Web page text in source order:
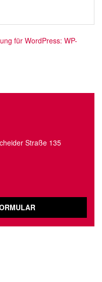
für WordPress: WP-
Straße 135